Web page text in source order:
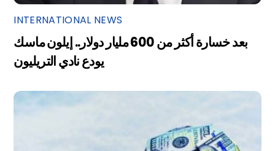
INTERNATIONAL NEWS
بعد خسارة أكثر من 600 مليار دولار.. إيلون ماسك
يودع نادي التريليون